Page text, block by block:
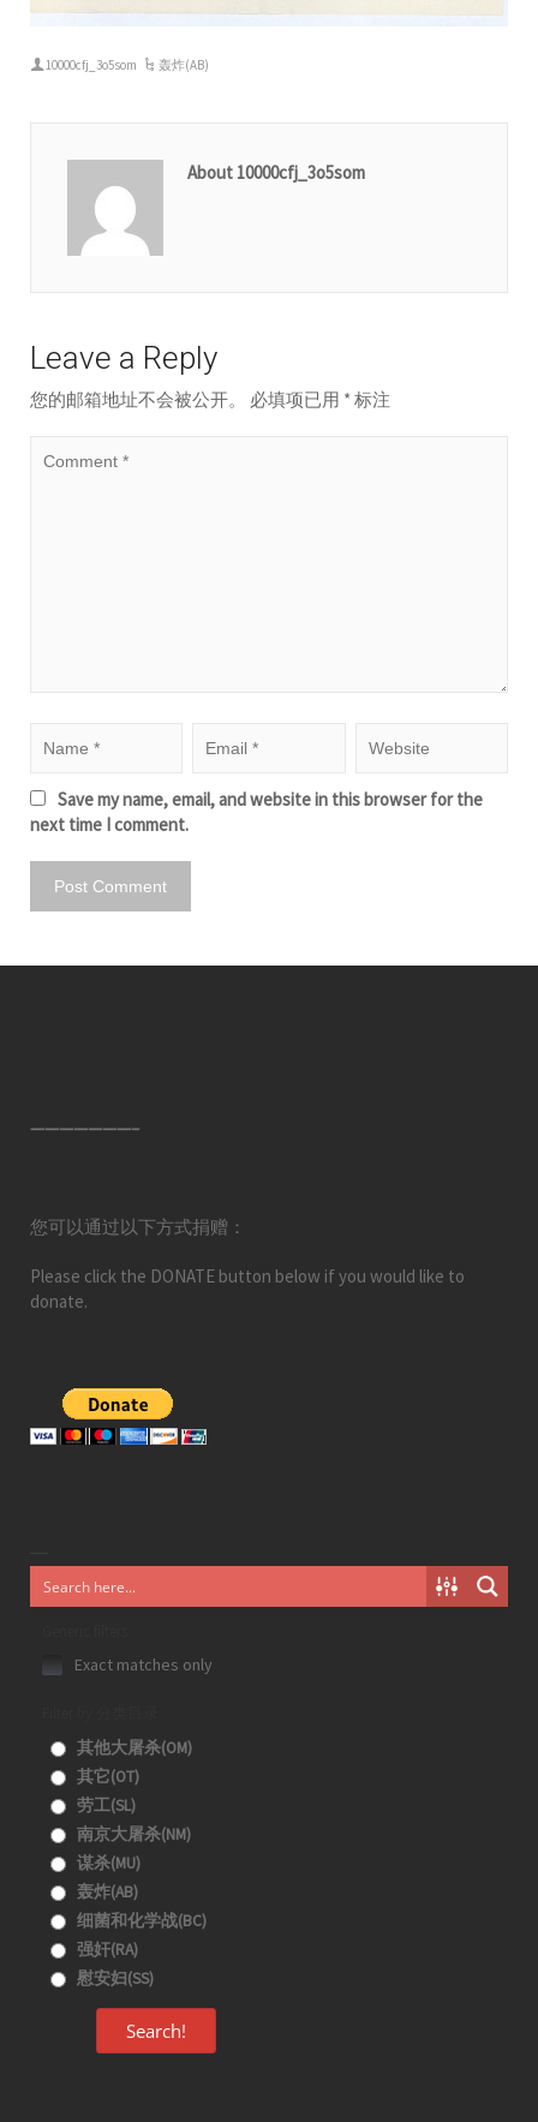
10000cfj_3o5som 轰炸(AB)
About 10000cfj_3o5som
Leave a Reply
您的邮箱地址不会被公开。 必填项已用 *标注
Save my name, email, and website in this browser for the
next time I comment.
———————–
您可以通过以下方式捐赠：
Please click the DONATE button below if you would like to
donate.
Exact matches only
其他大屠杀(OM)
其它(OT)
劳工(SL)
南京大屠杀(NM)
谋杀(MU)
轰炸(AB)
细菌和化学战(BC)
强奸(RA)
慰安妇(SS)
Search!